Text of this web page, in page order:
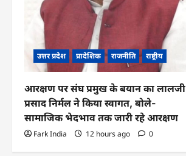
n
उत्तर प्रदेश प्रादेशिक राजनीति राष्ट्रीय
आरक्षण पर संघ प्रमुख के बयान का लालजी
प्रसाद निर्मल ने किया स्वागत, बोले-
सामाजिक भेदभाव तक जारी रहे आरक्षण
Fark India 12 hours ago 0